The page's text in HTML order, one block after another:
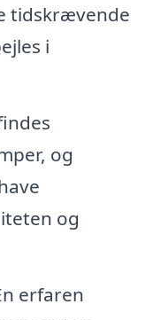
tidskrævende
i
og
og
erfaren